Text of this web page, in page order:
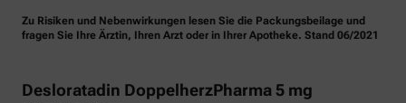
Zu Risiken und Nebenwirkungen lesen Sie die Packungsbeilage und
fragen Sie Ihre Ärztin, Ihren Arzt oder in Ihrer Apotheke. Stand 06/2021
Desloratadin DoppelherzPharma 5 mg